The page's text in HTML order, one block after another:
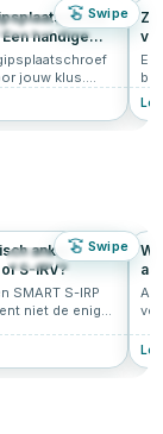
Swipe
1227 4.9
handige
jouw klus.
De
Swipe
19 0.0
anker
S-IRV?
SMART S-IRP
niet de enige.
vaak voor.